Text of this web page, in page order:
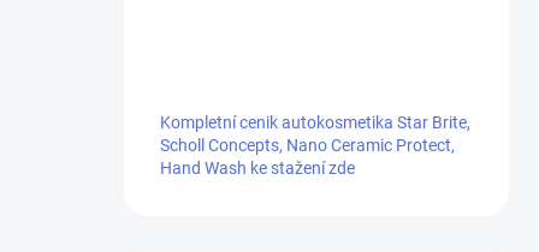
Kompletní cenik autokosmetika Star Brite,
Scholl Concepts, Nano Ceramic Protect,
Hand Wash ke stažení zde